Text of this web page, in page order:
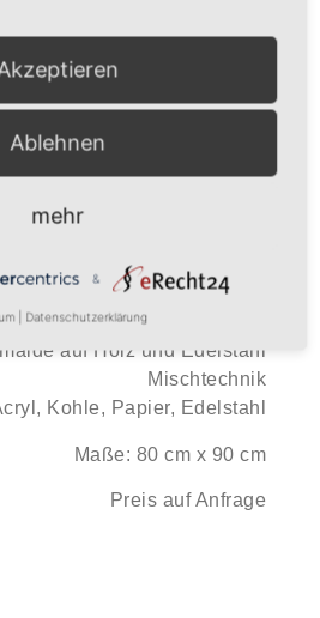
auf Holz und Edelstahl
Mischtechnik
Kohle, Papier, Edelstahl
Maße: 80 cm x 90 cm
Preis auf Anfrage
Ablehnen
mehr
&
Datenschutzerklärung